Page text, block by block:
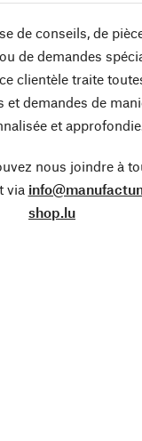
de conseils, de
de demandes
clientèle traite
et demandes de
et
nous joindre à
via
shop.lu